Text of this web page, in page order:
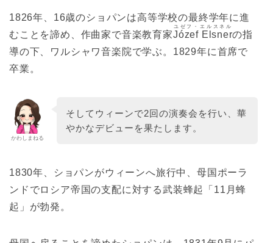
1826年、16歳のショパンは高等学校の最終学年に進
むことを諦め、作曲家で音楽教育家Józef Elsner
ユゼフ・エルスネル
の指
導の下、ワルシャワ音楽院で学ぶ。1829年に首席で
卒業。
かわしまねる
そしてウィーンで2回の演奏会を行い、華
やかなデビューを果たします。
1830年、ショパンがウィーンへ旅行中、母国ポーラ
ンドでロシア帝国の支配に対する武装蜂起「11月蜂
起」が勃発。